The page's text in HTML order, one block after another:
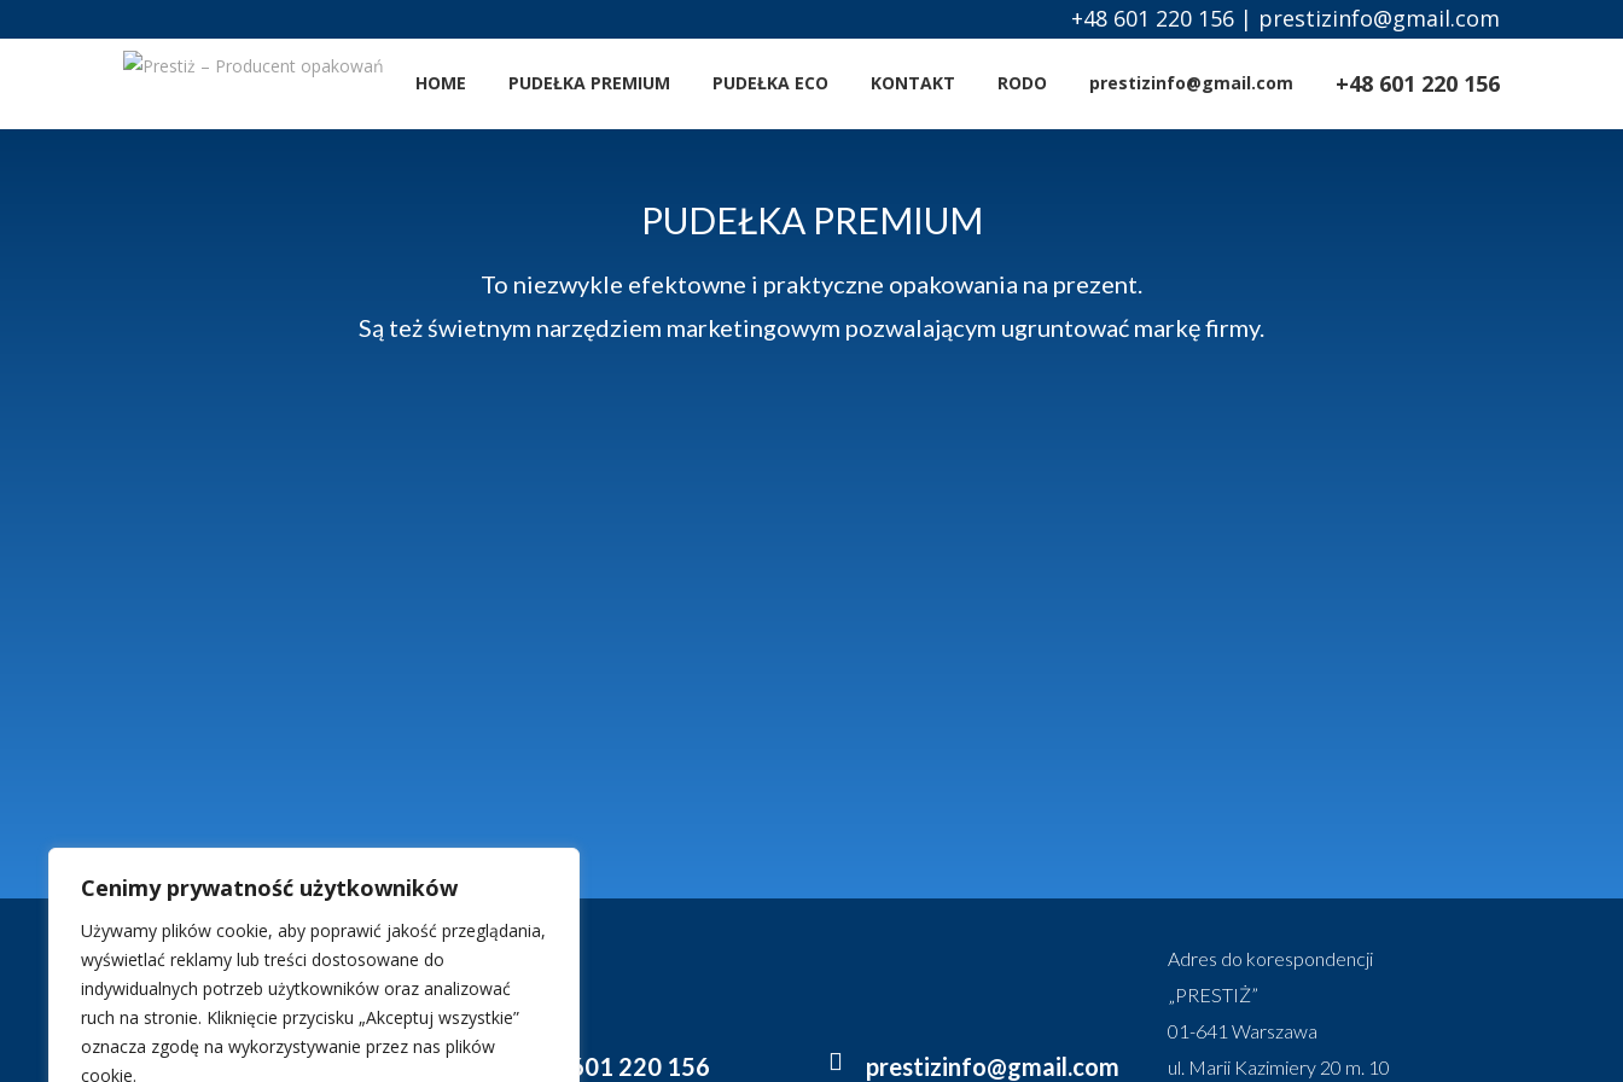
Cenimy prywatność użytkowników
Używamy plików cookie, aby poprawić jakość przeglądania,
wyświetlać reklamy lub treści dostosowane do
indywidualnych potrzeb użytkowników oraz analizować
ruch na stronie. Kliknięcie przycisku „Akceptuj wszystkie”
oznacza zgodę na wykorzystywanie przez nas plików
cookie.
+48 601 220 156 | prestizinfo@gmail.com
HOME PUDEŁKA PREMIUM PUDEŁKA ECO KONTAKT RODO prestizinfo@gmail.com +48 601 220 156
PUDEŁKA PREMIUM
To niezwykle efektowne i praktyczne opakowania na prezent.
Są też świetnym narzędziem marketingowym pozwalającym ugruntować markę firmy.
+48 601 220 156 prestizinfo@gmail.com
Adres do korespondencji
„PRESTIŻ”
01-641 Warszawa
ul. Marii Kazimiery 20 m. 10